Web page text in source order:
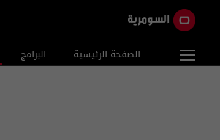
الصفحة الرئيسية البرامج